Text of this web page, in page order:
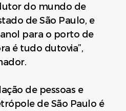
do mundo de
de São Paulo, e
para o porto de
é tudo dutovia”,
de pessoas e
de São Paulo é